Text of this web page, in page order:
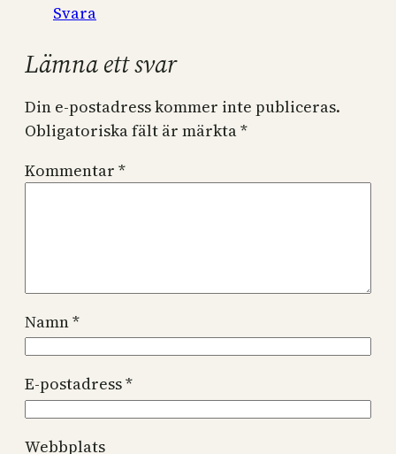
Svara
Lämna ett svar
Din e-postadress kommer inte publiceras.
Obligatoriska fält är märkta*
Kommentar *
Namn*
E-postadress*
Webbplats